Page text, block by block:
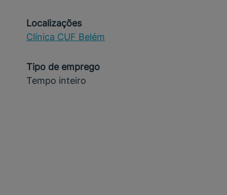
Localizações
Clínica CUF Belém
Tipo de emprego
Tempo inteiro